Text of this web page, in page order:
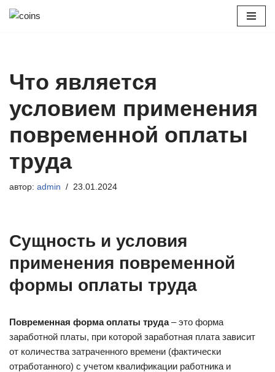
Что является
условием применения
повременной оплаты
труда
автор: admin 23.01.2024
Сущность и условия
применения повременной
формы оплаты труда
Повременная форма оплаты труда– это форма
заработной платы, при которой заработная плата зависит
от количества затраченного времени (фактически
отработанного) с учетом квалификации работника и